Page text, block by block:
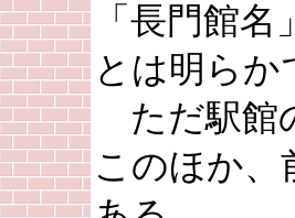
「長門館
とは明ら
ただ駅館
このほか、